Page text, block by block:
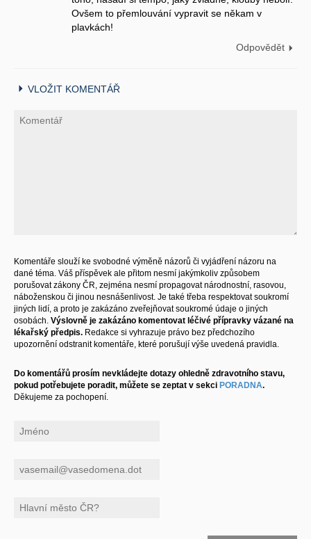
Ovšem to přemlouvání vypravit se někam v
plavkách!
Odpovědět
VLOŽIT KOMENTÁŘ
Komentáře slouží ke svobodné výměně názorů či vyjádření názoru na
dané téma. Váš příspěvek ale přitom nesmí jakýmkoliv způsobem
porušovat zákony ČR, zejména nesmí propagovat národnostní, rasovou,
náboženskou či jinou nesnášenlivost. Je také třeba respektovat soukromí
jiných lidí, a proto je zakázáno zveřejňovat soukromé údaje o jiných
osobách. Výslovně je zakázáno komentovat léčivé přípravky vázané na
lékařský předpis. Redakce si vyhrazuje právo bez předchozího
upozornění odstranit komentáře, které porušují výše uvedená pravidla.
Do komentářů prosím nevkládejte dotazy ohledně zdravotního stavu,
pokud potřebujete poradit, můžete se zeptat v sekci PORADNA.
Děkujeme za pochopení.